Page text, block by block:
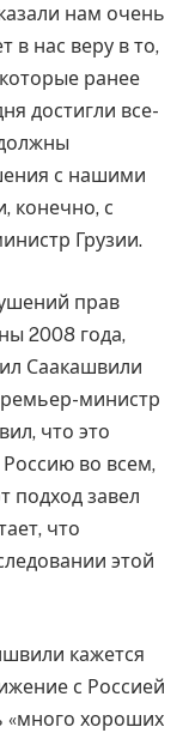
нам очень
в нас веру в то,
ранее
достигли все-
с нашими
конечно, с
Грузии.
прав
2008 года,
Саакашвили
министр
что это
во всем,
подход завел
что
этой
кажется
с Россией
«много хороших